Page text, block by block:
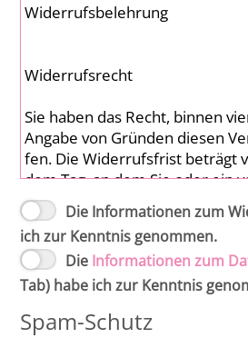
Die Informationen zum
ich zur Kenntnis genommen.
Die Informationen zum
Tab) habe ich zur Kenntnis
Spam-Schutz